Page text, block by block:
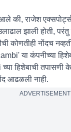
राजेश
झाली होती,
कोणतीही नोंदच
या कंपनीच्या
हिशेबाची तपासणी
आढळली नाही.
ADVERTISEMENT